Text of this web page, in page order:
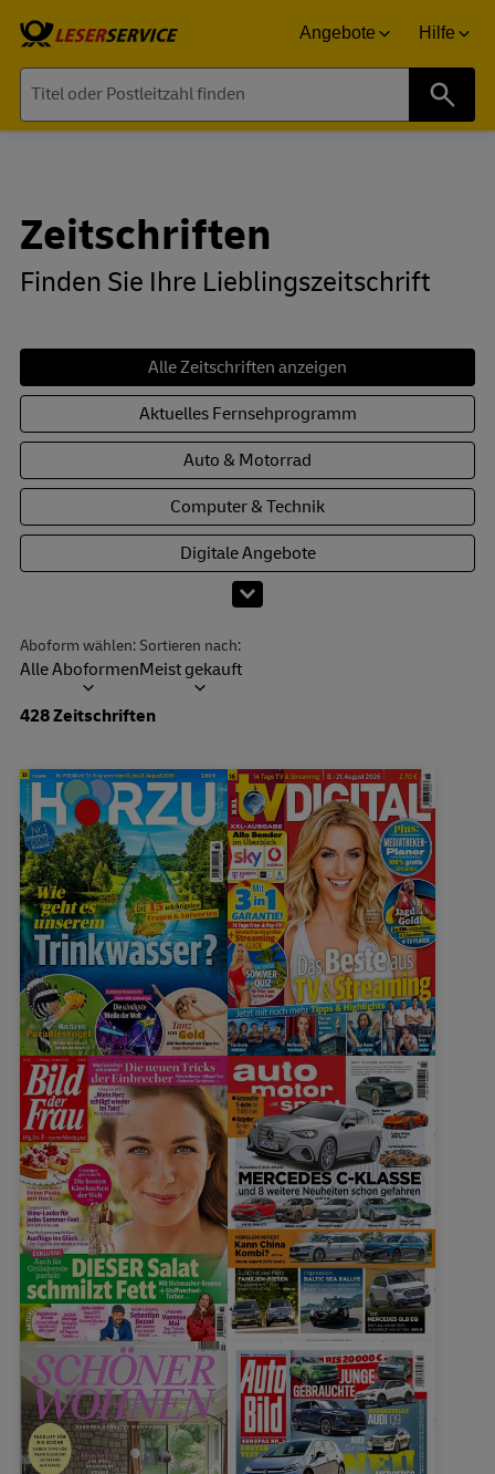
Angebote Hilfe
Zeitschriften
Finden Sie Ihre Lieblingszeitschrift
Alle Zeitschriften anzeigen
Aktuelles Fernsehprogramm
Auto & Motorrad
Computer & Technik
Digitale Angebote
Mehr Kategorien anzeigen
Aboform wählen:
Alle Aboformen
Sortieren nach:
Meist gekauft
Dropdown öffnen
428 Zeitschriften